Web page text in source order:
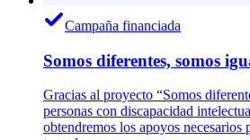
Campaña financiada
Somos diferentes, somos
Gracias al proyecto “Somos
personas con discapacidad
obtendremos los apoyos necesarios